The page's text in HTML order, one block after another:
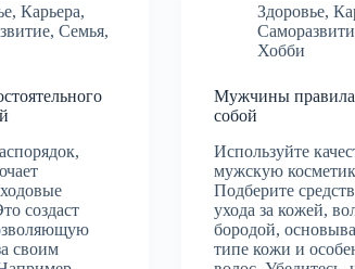
,Карьера,
,Семья,
создаст
своим
Здоровье,
Хобби
Мужчины правила
собой
Используйте
мужскую
Подберите
ухода за кожей,
бородой,
типе кожи и